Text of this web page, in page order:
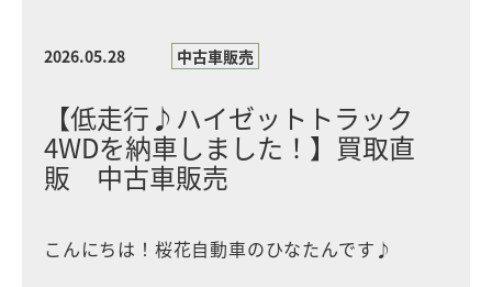
2026.05.28 中古車販売
【低走行♪ハイゼットトラック
4WDを納車しました！】買取直
販 中古車販売
こんにちは！桜花自動車のひなたんです♪